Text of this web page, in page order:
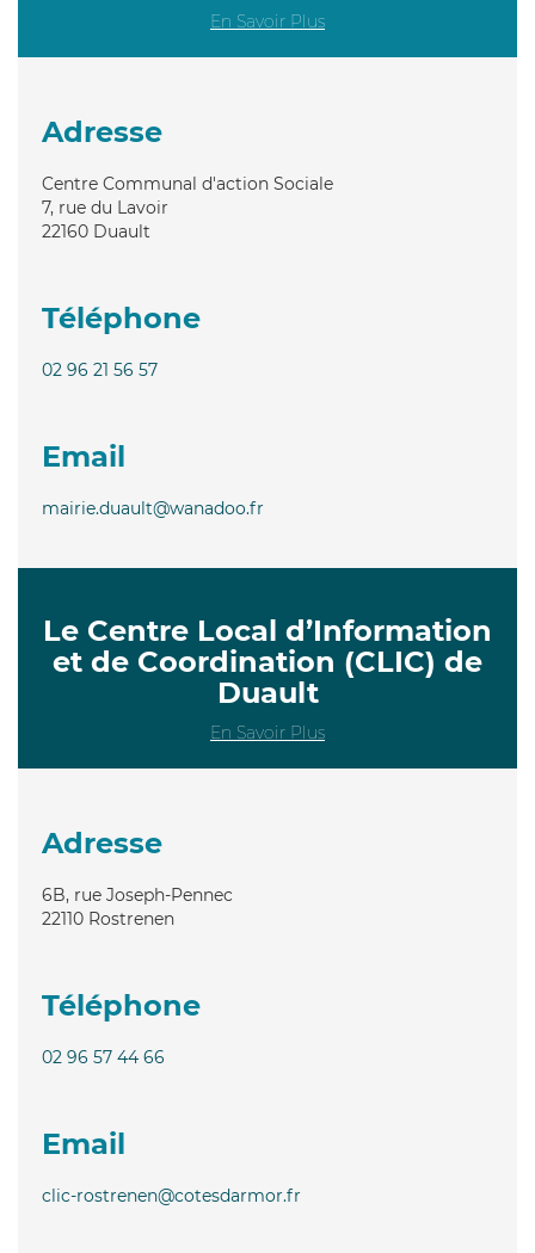
En Savoir Plus
Adresse
Centre Communal d'action Sociale
7, rue du Lavoir
22160 Duault
Téléphone
02 96 21 56 57
Email
mairie.duault@wanadoo.fr
Le Centre Local d’Information
et de Coordination (CLIC) de
Duault
En Savoir Plus
Adresse
6B, rue Joseph-Pennec
22110 Rostrenen
Téléphone
02 96 57 44 66
Email
clic-rostrenen@cotesdarmor.fr